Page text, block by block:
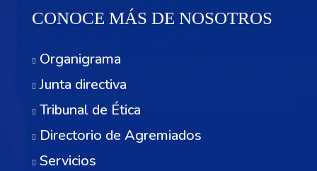
CONOCE MÁS DE NOSOTROS
Organigrama
Junta directiva
Tribunal de Ética
Directorio de Agremiados
Servicios